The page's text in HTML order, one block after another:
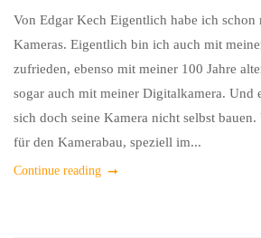
Von Edgar Kech Eigentlich habe ich schon
Kameras. Eigentlich bin ich auch mit
zufrieden, ebenso mit meiner 100 Jahre
sogar auch mit meiner Digitalkamera. Und
sich doch seine Kamera nicht selbst
für den Kamerabau, speziell im...
Continue reading